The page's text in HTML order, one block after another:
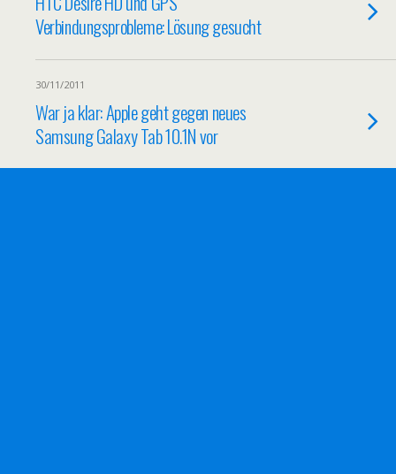
Verbindungsprobleme: Lösung gesucht
30/11/2011
War ja klar: Apple geht gegen neues
Samsung Galaxy Tab 10.1N vor